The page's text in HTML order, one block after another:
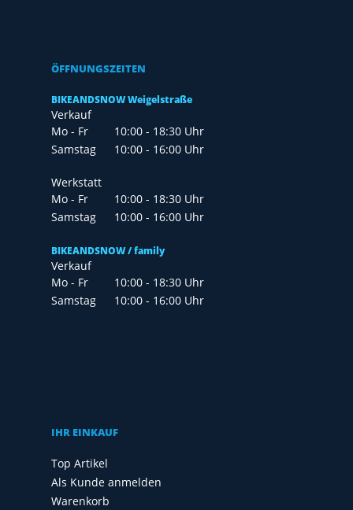
ÖFFNUNGSZEITEN
BIKEANDSNOW Weigelstraße
Verkauf
Mo - Fr
10:00 - 18:30 Uhr
Samstag
10:00 - 16:00 Uhr
Werkstatt
Mo - Fr
10:00 - 18:30 Uhr
Samstag
10:00 - 16:00 Uhr
BIKEANDSNOW / family
Verkauf
Mo - Fr
10:00 - 18:30 Uhr
Samstag
10:00 - 16:00 Uhr
IHR EINKAUF
Top Artikel
Als Kunde anmelden
Warenkorb